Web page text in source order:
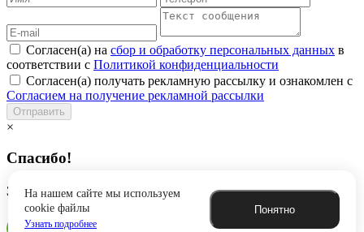
На нашем сайте мы используем
cookie файлы
Узнать подробнее
Понятно
Согласен(а) на сбор и обработку персональных данных в
соответствии с Политикой конфиденциальности
Согласен(а) получать рекламную рассылку и ознакомлен с
Согласием на получение рекламной рассылки
Отправить
×
Спасибо!
Заявка успешно отправлена